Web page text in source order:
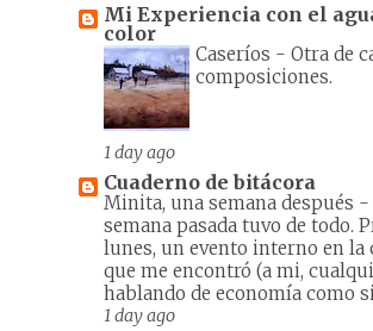
Mi Experiencia con el
color
Caseríos - Otra de
composiciones.
1 day ago
Cuaderno de bitácora
Minita, una semana después -
semana pasada tuvo de todo.
lunes, un evento interno en la
que me encontró (a mi,
hablando de economía como
1 day ago